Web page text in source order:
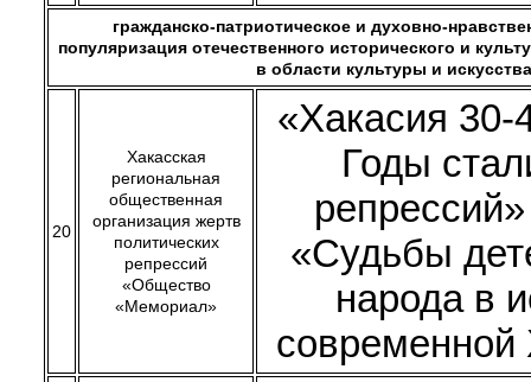
гражданско-патриотическое и духовно-
популяризация отечественного исторического и
в области культуры и
20
Хакасская
региональная
общественная
организация жертв
политических
репрессий
«Общество
«Мемориал»
«Хакасия 30-
Годы
«Судьбы
народа в
современной